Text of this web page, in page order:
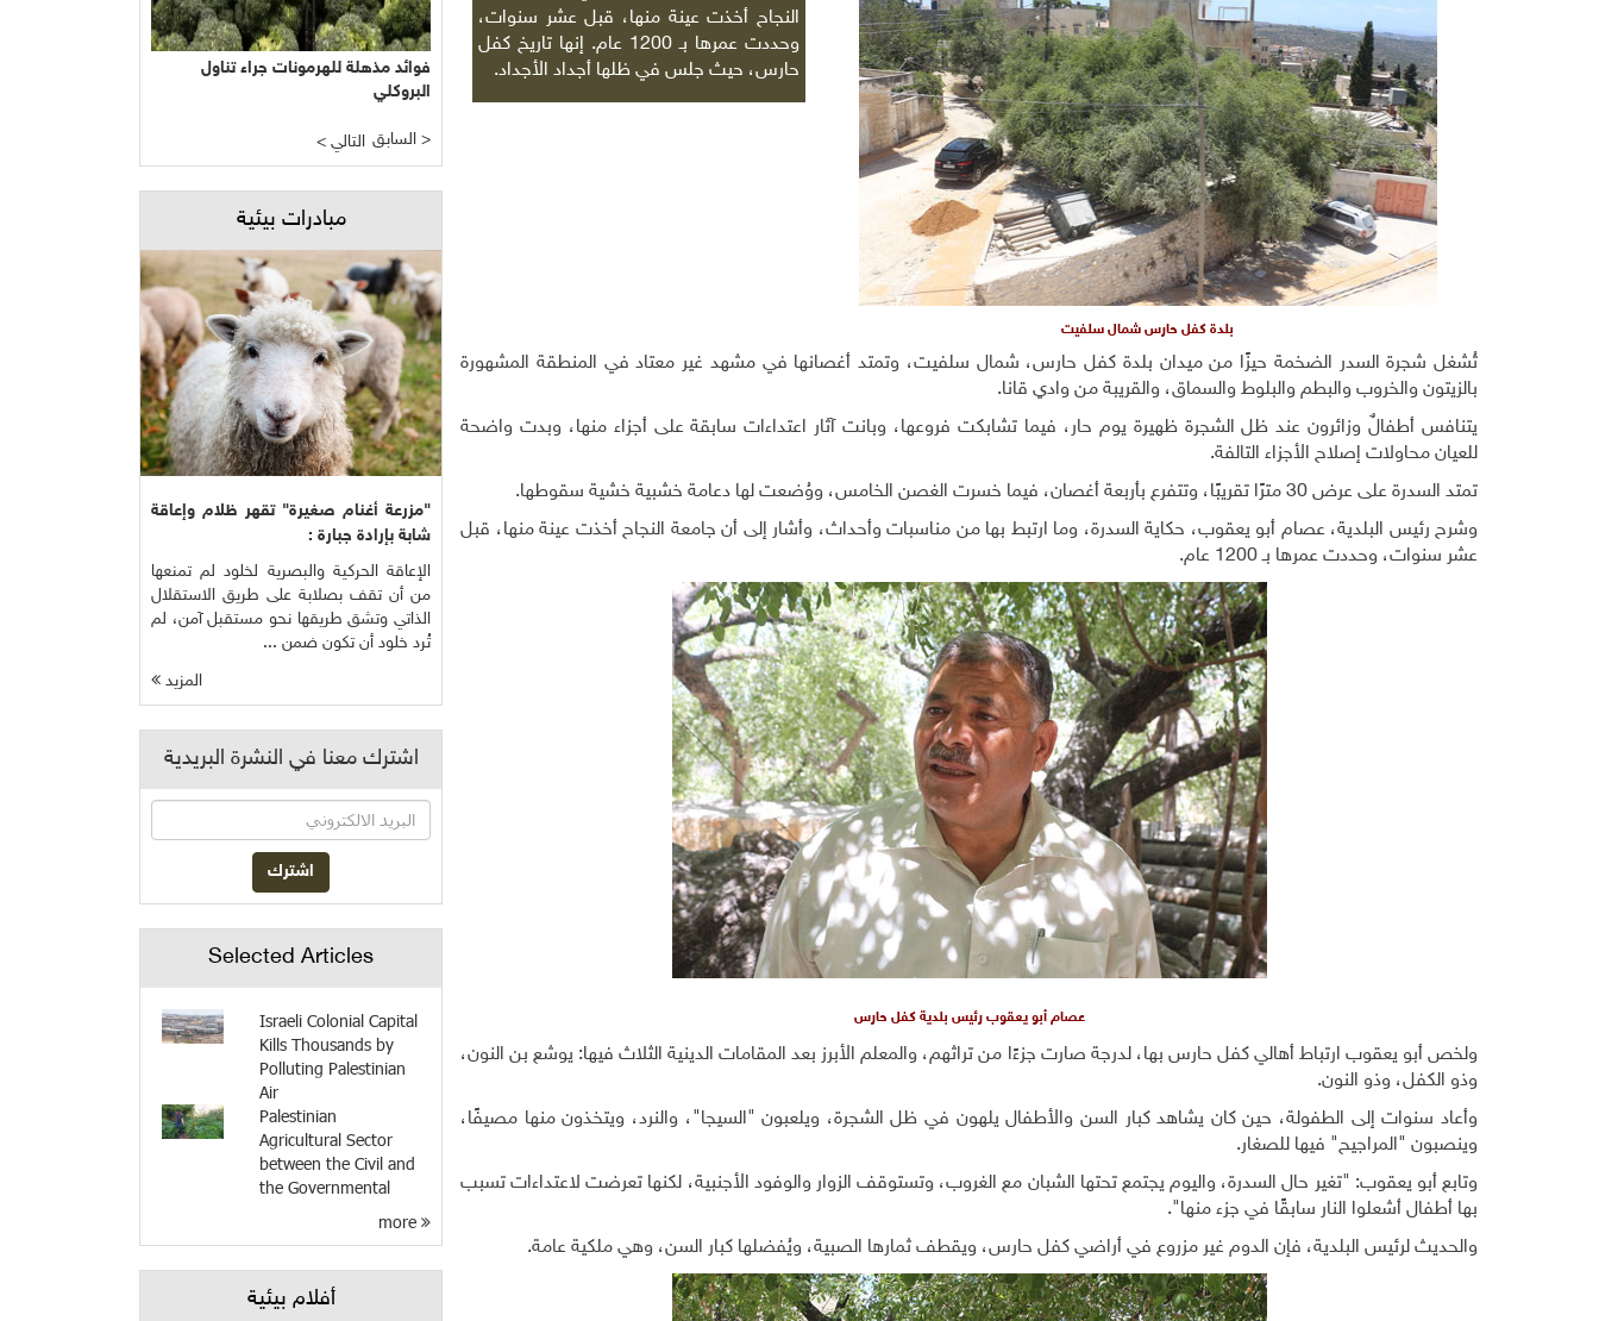
النجاح أخذت عينة منها، قبل عشر سنوات،
وحددت عمرها بـ 1200 عام. إنها تاريخ كفل
حارس، حيث جلس في ظلها أجداد الأجداد.
بلدة كفل حارس شمال سلفيت
تُشغل شجرة السدر الضخمة حيزًا من ميدان بلدة كفل حارس، شمال سلفيت، وتمتد أغصانها في مشهد غير معتاد في المنطقة المشهورة
بالزيتون والخروب والبطم والبلوط والسماق، والقريبة من وادي قانا.
يتنافس أطفالٌ وزائرون عند ظل الشجرة ظهيرة يوم حار، فيما تشابكت فروعها، وبانت آثار اعتداءات سابقة على أجزاء منها، وبدت واضحة
للعيان محاولات إصلاح الأجزاء التالفة.
تمتد السدرة على عرض 30 مترًا تقريبًا، وتتفرع بأربعة أغصان، فيما خسرت الغصن الخامس، ووُضعت لها دعامة خشبية خشية سقوطها.
وشرح رئيس البلدية، عصام أبو يعقوب، حكاية السدرة، وما ارتبط بها من مناسبات وأحداث، وأشار إلى أن جامعة النجاح أخذت عينة منها، قبل
عشر سنوات، وحددت عمرها بـ 1200 عام.
عصام أبو يعقوب رئيس بلدية كفل حارس
ولخص أبو يعقوب ارتباط أهالي كفل حارس بها، لدرجة صارت جزءًا من تراثهم، والمعلم الأبرز بعد المقامات الدينية الثلاث فيها: يوشع بن النون،
وذو الكفل، وذو النون.
وأعاد سنوات إلى الطفولة، حين كان يشاهد كبار السن والأطفال يلهون في ظل الشجرة، ويلعبون "السيجا"، والنرد، ويتخذون منها مصيفًا،
وينصبون "المراجيح" فيها للصغار.
وتابع أبو يعقوب: "تغير حال السدرة، واليوم يجتمع تحتها الشبان مع الغروب، وتستوقف الزوار والوفود الأجنبية، لكنها تعرضت لاعتداءات تسبب
بها أطفال أشعلوا النار سابقًا في جزء منها".
والحديث لرئيس البلدية، فإن الدوم غير مزروع في أراضي كفل حارس، ويقطف ثمارها الصبية، ويُفضلها كبار السن، وهي ملكية عامة.
فوائد مذهلة للهرمونات جراء تناول
البروكلي
< التالي السابق >
مبادرات بيئية
"مزرعة أغنام صغيرة" تقهر ظلام وإعاقة
شابة بإرادة جبارة :
الإعاقة الحركية والبصرية لخلود لم تمنعها
من أن تقف بصلابة على طريق الاستقلال
الذاتي وتشق طريقها نحو مستقبل آمن، لم
تُرد خلود أن تكون ضمن ...
المزيد
اشترك معنا في النشرة البريدية
Selected Articles
Israeli Colonial Capital
Kills Thousands by
Polluting Palestinian
Air
Palestinian
Agricultural Sector
between the Civil and
the Governmental
أفلام بيئية